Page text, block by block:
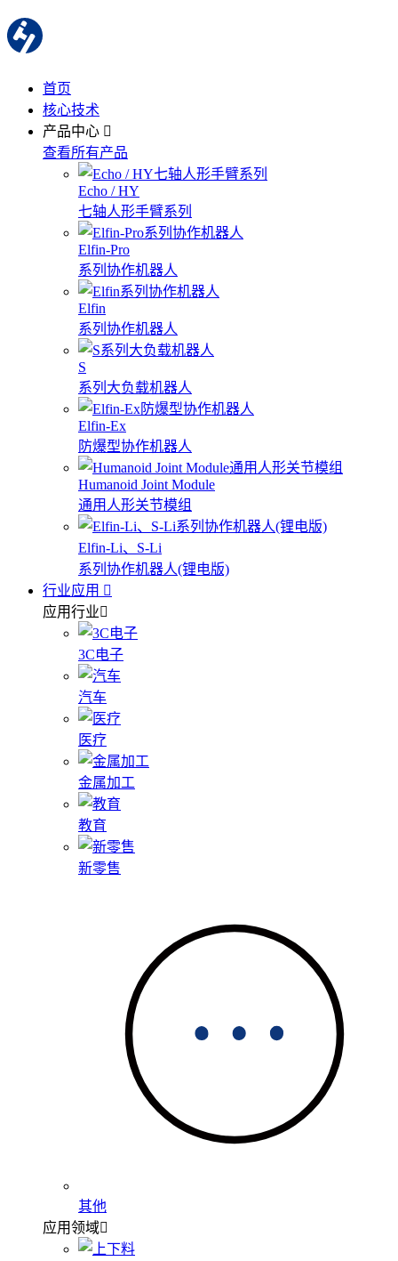
首页
核心技术
产品中心
查看所有产品
Echo / HY
七轴人形手臂系列
Elfin-Pro
系列协作机器人
Elfin
系列协作机器人
S
系列大负载机器人
Elfin-Ex
防爆型协作机器人
Humanoid Joint Module
通用人形关节模组
Elfin-Li、S-Li
系列协作机器人(锂电版)
行业应用
应用行业
3C电子
汽车
医疗
金属加工
教育
新零售
其他
应用领域